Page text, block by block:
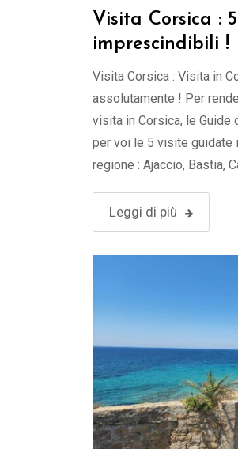
Visita Corsica :
imprescindibili !
Visita Corsica : Visita in
assolutamente ! Per
visita in Corsica, le Guide
per voi le 5 visite guidate
regione : Ajaccio, Bastia,
Bastia Calvi Bonifacio
Leggi di più